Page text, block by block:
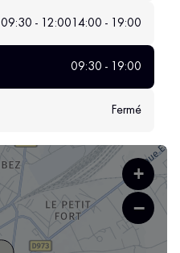
09:30 - 12:0014:00 - 19:00
09:30 - 19:00
Fermé
+
−